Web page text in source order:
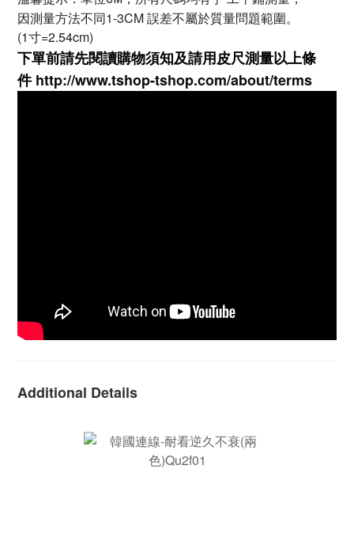
因測量方法不同1-3CM 誤差不屬於質量問題範圍。
(1寸=2.54cm)
下單前請先閱讀購物須知及請用皮尺測量以上條
件 http://www.tshop-tshop.com/about/terms
Additional Details